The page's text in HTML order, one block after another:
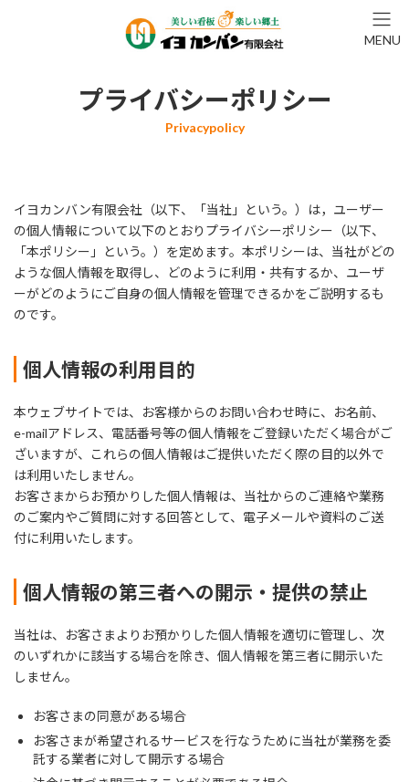
プライバシーポリシー
イヨカンバン有限会社（以下、「当社」という。）は，ユーザー
の個人情報について以下のとおりプライバシーポリシー（以下、
「本ポリシー」という。）を定めます。本ポリシーは、当社がどの
ような個人情報を取得し、どのように利用・共有するか、ユーザ
ーがどのようにご自身の個人情報を管理できるかをご説明するも
のです。
個人情報の利用目的
本ウェブサイトでは、お客様からのお問い合わせ時に、お名前、
e-mailアドレス、電話番号等の個人情報をご登録いただく場合がご
ざいますが、これらの個人情報はご提供いただく際の目的以外で
は利用いたしません。
お客さまからお預かりした個人情報は、当社からのご連絡や業務
のご案内やご質問に対する回答として、電子メールや資料のご送
付に利用いたします。
個人情報の第三者への開示・提供の禁止
当社は、お客さまよりお預かりした個人情報を適切に管理し、次
のいずれかに該当する場合を除き、個人情報を第三者に開示いた
しません。
お客さまの同意がある場合
お客さまが希望されるサービスを行なうために当社が業務を委
託する業者に対して開示する場合
MENU